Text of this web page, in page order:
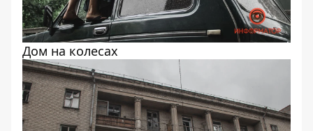
Дом на колесах